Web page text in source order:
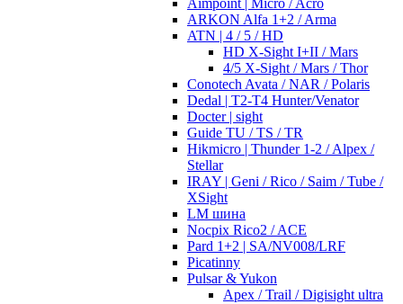
Aimpoint | Micro / Acro
ARKON Alfa 1+2 / Arma
ATN | 4 / 5 / HD
HD X-Sight I+II / Mars
4/5 X-Sight / Mars / Thor
Conotech Avata / NAR / Polaris
Dedal | T2-T4 Hunter/Venator
Docter | sight
Guide TU / TS / TR
Hikmicro | Thunder 1-2 / Alpex /
Stellar
IRAY | Geni / Rico / Saim / Tube /
XSight
LM шина
Nocpix Rico2 / ACE
Pard 1+2 | SA/NV008/LRF
Picatinny
Pulsar & Yukon
Apex / Trail / Digisight ultra